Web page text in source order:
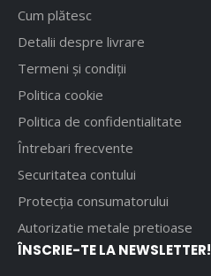
Cum plătesc
Detalii despre livrare
Termeni și condiții
Politica cookie
Politica de confidentialitate
Întrebari frecvente
Securitatea contului
Protecția consumatorului
Autorizatie metale pretioase
ÎNSCRIE-TE LA NEWSLETTER!